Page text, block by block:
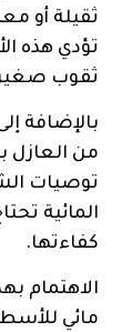
ثقيلة أو
تؤدي هذه
ثقوب
بالإضافة
من العازل
توصيات
المائية
كفاءتها.
الاهتمام
مائي